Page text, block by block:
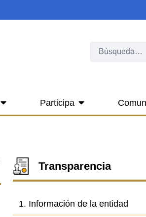
Participa
Transparencia
1. Información de la entidad